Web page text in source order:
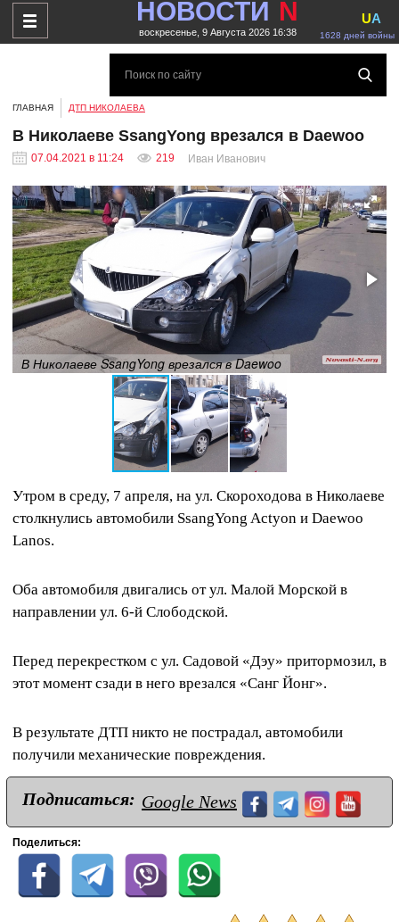
НОВОСТИ N
воскресенье, 9 Августа 2026 16:38 1628 дней войны
UA
ГЛАВНАЯ ДТП НИКОЛАЕВА
В Николаеве SsangYong врезался в Daewoo
07.04.2021 в 11:24 219 Иван Иванович
В Николаеве SsangYong врезался в Daewoo
Утром в среду, 7 апреля, на ул. Скороходова в Николаеве
столкнулись автомобили SsangYong Actyon и Daewoo
Lanos.
Оба автомобиля двигались от ул. Малой Морской в
направлении ул. 6-й Слободской.
Перед перекрестком с ул. Садовой «Дэу» притормозил, в
этот момент сзади в него врезался «Санг Йонг».
В результате ДТП никто не пострадал, автомобили
получили механические повреждения.
Подписаться: Google News
Поделиться: